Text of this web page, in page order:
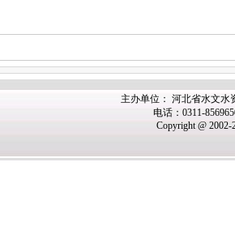
主办单位： 河北省水文水
电话：0311-
Copyright @ 2002-